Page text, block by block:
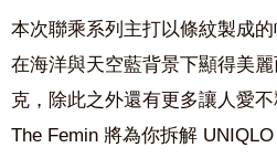
本次聯乘系列主打以條紋製成的
在海洋與天空藍背景下顯得美
克 ，除此之外還有更多讓人愛
The Femin 將為你拆解